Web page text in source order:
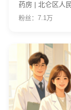
药房 | 北仑区人
粉丝：7.1万